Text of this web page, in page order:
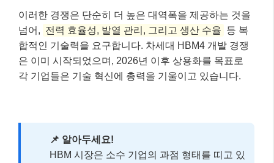
이러한 경쟁은 단순히 더 높은 대역폭을 제공하는 것을
넘어, 전력 효율성, 발열 관리, 그리고 생산 수율 등 복
합적인 기술력을 요구합니다. 차세대 HBM4 개발 경쟁
은 이미 시작되었으며, 2026년 이후 상용화를 목표로
각 기업들은 기술 혁신에 총력을 기울이고 있습니다.
📌 알아두세요!
HBM 시장은 소수 기업의 과점 형태를 띠고 있